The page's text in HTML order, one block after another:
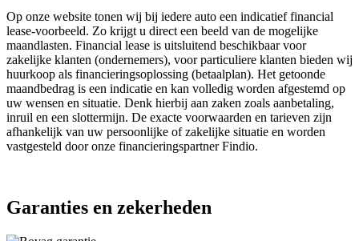
Op onze website tonen wij bij iedere auto een indicatief financial
lease-voorbeeld. Zo krijgt u direct een beeld van de mogelijke
maandlasten. Financial lease is uitsluitend beschikbaar voor
zakelijke klanten (ondernemers), voor particuliere klanten bieden wij
huurkoop als financieringsoplossing (betaalplan). Het getoonde
maandbedrag is een indicatie en kan volledig worden afgestemd op
uw wensen en situatie. Denk hierbij aan zaken zoals aanbetaling,
inruil en een slottermijn. De exacte voorwaarden en tarieven zijn
afhankelijk van uw persoonlijke of zakelijke situatie en worden
vastgesteld door onze financieringspartner Findio.
Garanties en zekerheden